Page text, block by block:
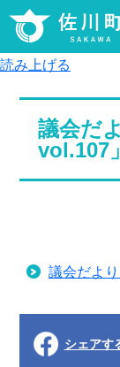
読み上げる
議会だ
vol.107」
議会だよ
シェアす